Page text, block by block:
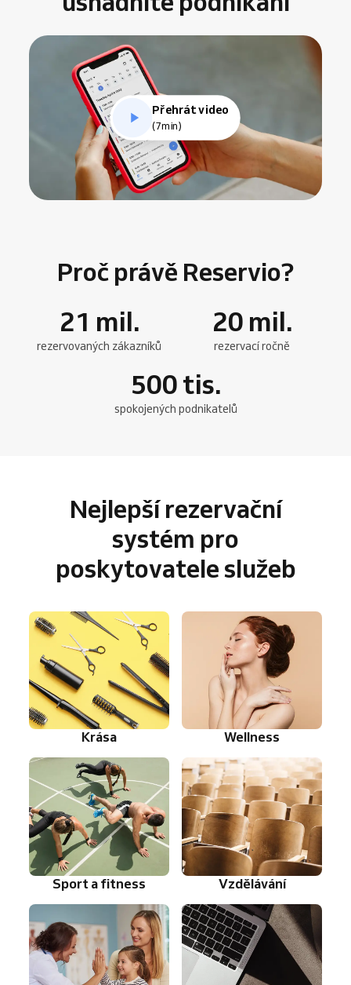
Přehrát video
(7min)
Proč právě Reservio?
21 mil.
rezervovaných zákazníků
20 mil.
rezervací ročně
500tis.
spokojených podnikatelů
Nejlepší rezervační
systém pro
poskytovatele služeb
Krása Wellness
Sport a fitness Vzdělávání